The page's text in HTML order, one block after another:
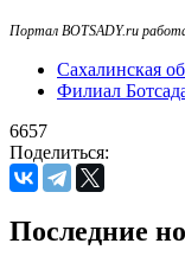
Портал BOTSADY.ru
Сахалинская
Филиал
6657
Поделиться:
Последние